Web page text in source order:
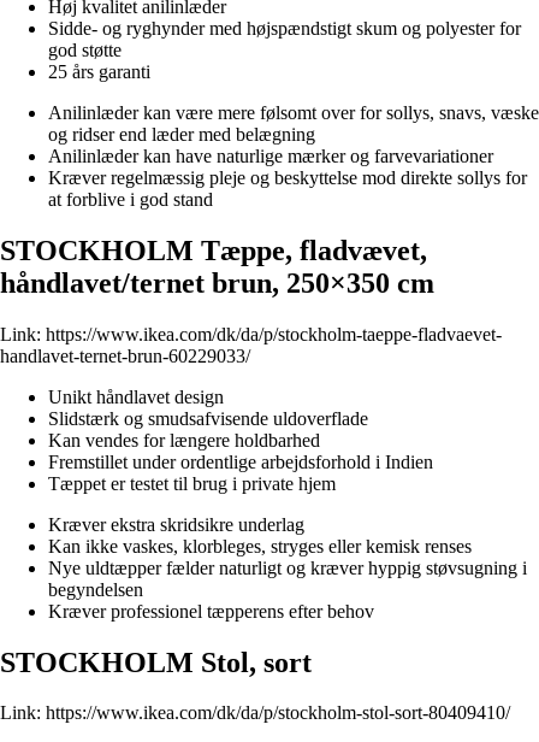
Høj kvalitet anilinlæder
Sidde- og ryghynder med højspændstigt skum og polyester for
god støtte
25 års garanti
Anilinlæder kan være mere følsomt over for sollys, snavs, væske
og ridser end læder med belægning
Anilinlæder kan have naturlige mærker og farvevariationer
Kræver regelmæssig pleje og beskyttelse mod direkte sollys for
at forblive i god stand
STOCKHOLM Tæppe, fladvævet,
håndlavet/ternet brun, 250×350 cm
Link: https://www.ikea.com/dk/da/p/stockholm-taeppe-fladvaevet-
handlavet-ternet-brun-60229033/
Unikt håndlavet design
Slidstærk og smudsafvisende uldoverflade
Kan vendes for længere holdbarhed
Fremstillet under ordentlige arbejdsforhold i Indien
Tæppet er testet til brug i private hjem
Kræver ekstra skridsikre underlag
Kan ikke vaskes, klorbleges, stryges eller kemisk renses
Nye uldtæpper fælder naturligt og kræver hyppig støvsugning i
begyndelsen
Kræver professionel tæpperens efter behov
STOCKHOLM Stol, sort
Link: https://www.ikea.com/dk/da/p/stockholm-stol-sort-80409410/